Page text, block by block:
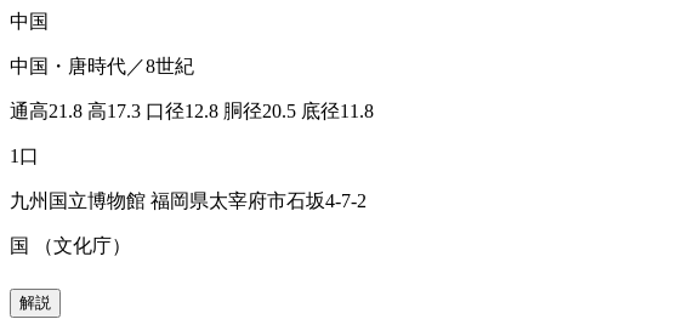
中国
中国・唐時代／8世紀
通高21.8 高17.3 口径12.8 胴径20.5 底径11.8
1口
九州国立博物館 福岡県太宰府市石坂4-7-2
国 （文化庁）
解説